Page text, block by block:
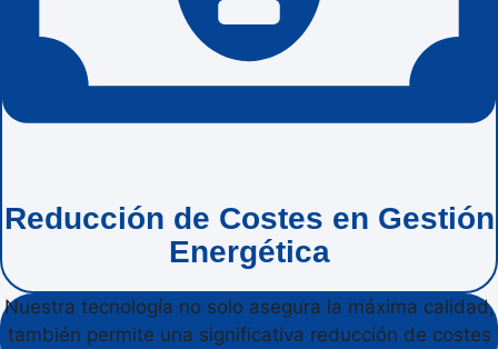
Reducción de Costes en Gestión
Energética
Nuestra tecnología no solo asegura la máxima calidad,
también permite una significativa reducción de costes